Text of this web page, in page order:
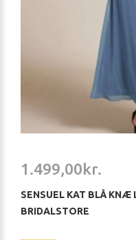
1.499,00kr.
SENSUEL KAT BLÅ KNÆ
BRIDALSTORE